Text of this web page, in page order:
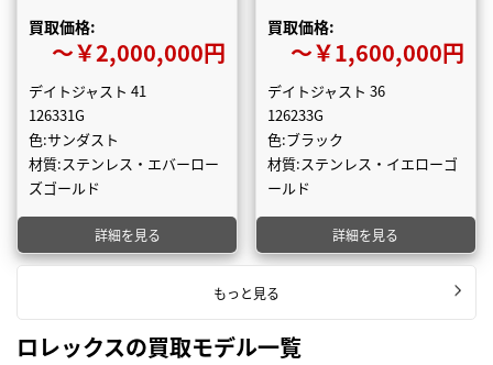
買取価格:
〜￥2,000,000円
デイトジャスト 41
126331G
色:サンダスト
材質:ステンレス・エバーロー
ズゴールド
詳細を見る
買取価格:
〜￥1,600,000円
デイトジャスト 36
126233G
色:ブラック
材質:ステンレス・イエローゴ
ールド
詳細を見る
もっと見る
ロレックスの買取モデル一覧